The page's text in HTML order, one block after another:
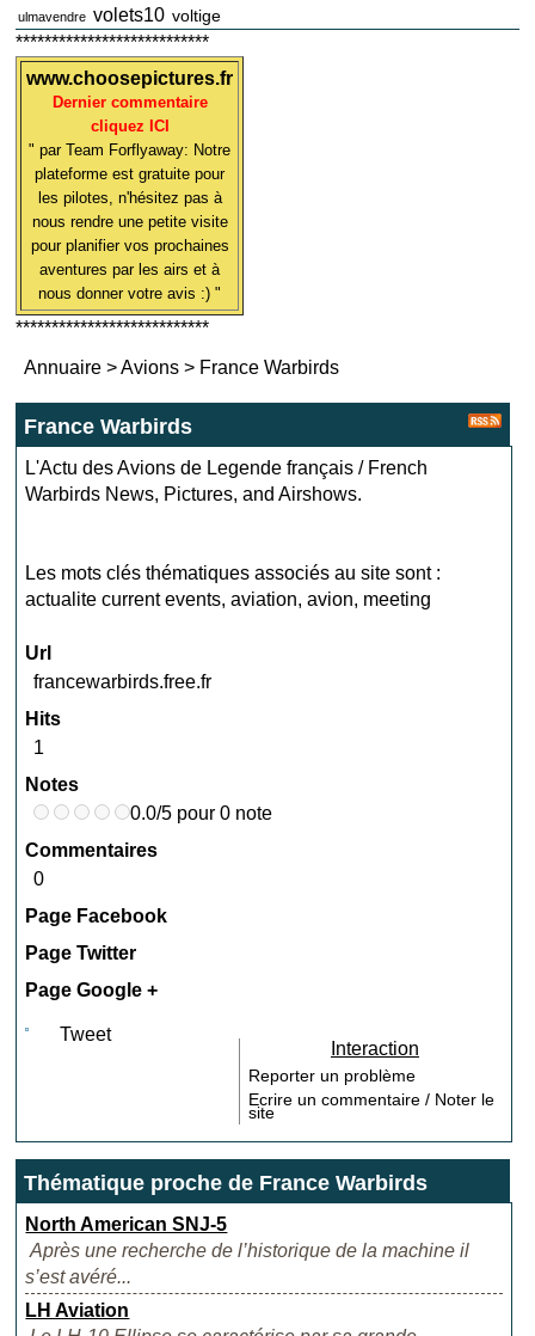
ulmavendre volets10 voltige
***************************
www.choosepictures.fr
Dernier commentaire
cliquez ICI
" par Team Forflyaway: Notre
plateforme est gratuite pour
les pilotes, n'hésitez pas à
nous rendre une petite visite
pour planifier vos prochaines
aventures par les airs et à
nous donner votre avis :) "
***************************
Annuaire >Avions > France Warbirds
France Warbirds
L'Actu des Avions de Legende français / French
Warbirds News, Pictures, and Airshows.
Les mots clés thématiques associés au site sont :
actualite current events,aviation,avion, meeting
Url
francewarbirds.free.fr
Hits
1
Notes
0.0/5 pour 0 note
Commentaires
0
Page Facebook
Page Twitter
Page Google +
Tweet
Interaction
Reporter un problème
Ecrire un commentaire / Noter le
site
Thématique proche de France Warbirds
North American SNJ-5
Après une recherche de l’historique de la machine il
s’est avéré...
LH Aviation